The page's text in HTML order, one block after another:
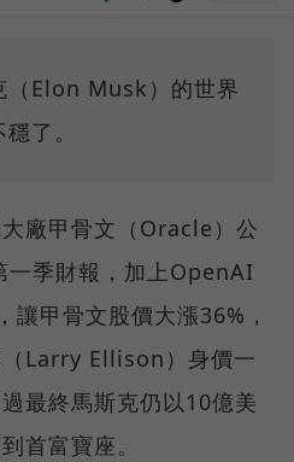
（Elon Musk）的世界
了。
廠甲骨文（Oracle）公
一季財報，加上OpenAI
甲骨文股價大漲36%，
Larry Ellison）身價一
最終馬斯克仍以10億美
首富寶座。